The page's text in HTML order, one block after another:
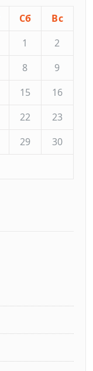
Сб
Вс
1
2
8
9
15
16
22
23
29
30